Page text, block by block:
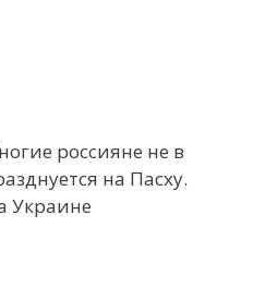
россияне не в
на Пасху.
Украине